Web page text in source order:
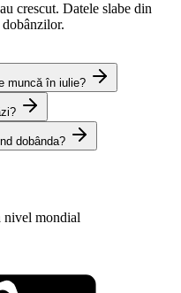
au crescut. Datele slabe din
muncă în iulie?
dobânda?
nivel mondial